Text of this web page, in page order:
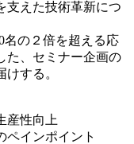
支えた技術革新につ
名の２倍を超える応
た、セミナー企画の
する。
産性向上
インポイント